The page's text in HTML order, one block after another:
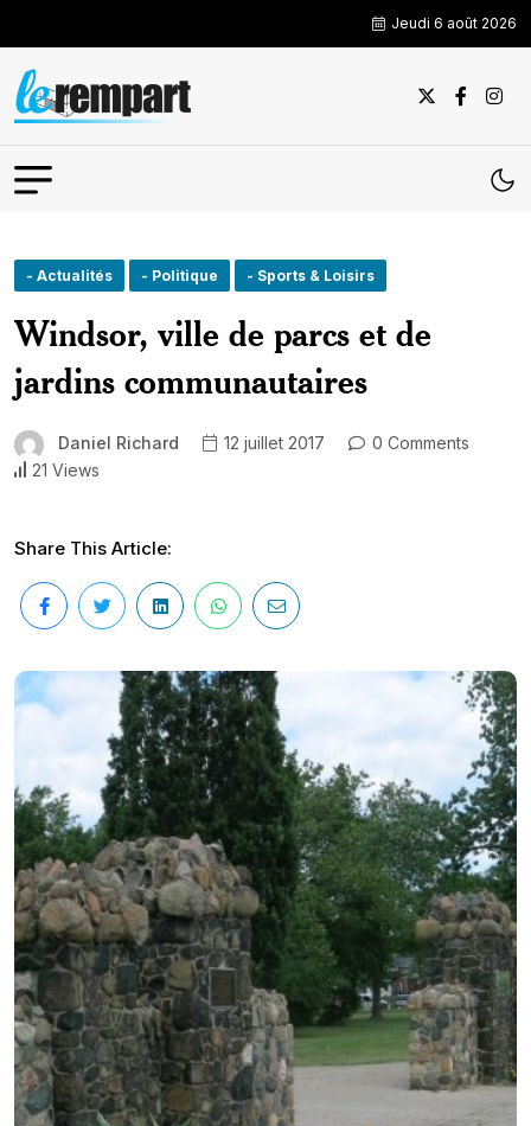
Jeudi 6 août 2026
- Actualités - Politique - Sports & Loisirs
Windsor, ville de parcs et de
jardins communautaires
Daniel Richard 12 juillet 2017
0 Comments
21 Views
Share This Article: